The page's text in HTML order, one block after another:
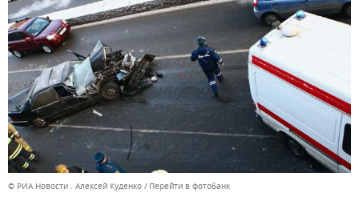
© РИА Новости . Алексей Куденко Перейти в фотобанк